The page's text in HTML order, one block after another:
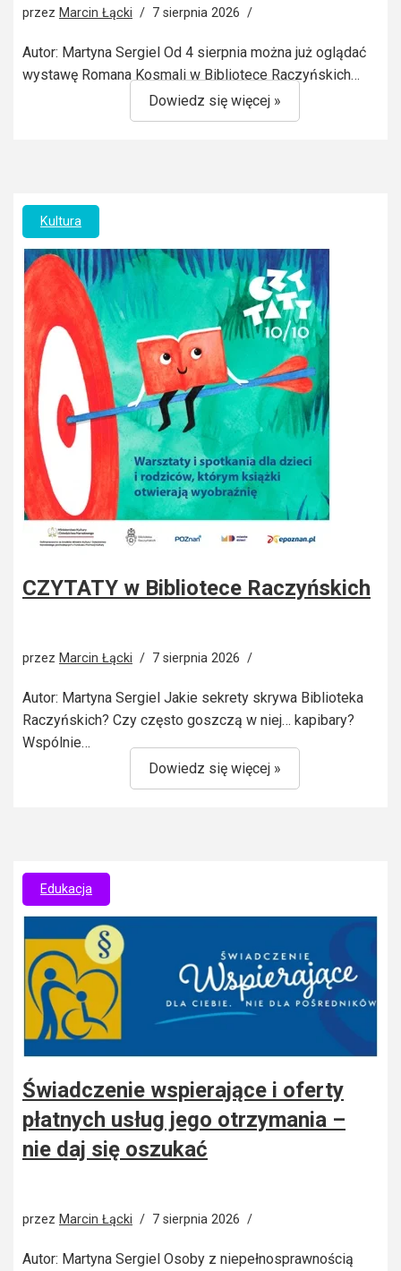
przez Marcin Łącki 7 sierpnia 2026
Autor: Martyna Sergiel Od 4 sierpnia można już oglądać
wystawę Romana Kosmali w Bibliotece Raczyńskich…
Dowiedz się więcej »
CZYTATY w Bibliotece Raczyńskich
przez Marcin Łącki 7 sierpnia 2026
Kultura
Autor: Martyna Sergiel Jakie sekrety skrywa Biblioteka
Raczyńskich? Czy często goszczą w niej… kapibary?
Wspólnie…
Dowiedz się więcej »
Świadczenie wspierające i oferty
płatnych usług jego otrzymania –
nie daj się oszukać
przez Marcin Łącki 7 sierpnia 2026
Edukacja
Autor: Martyna Sergiel Osoby z niepełnosprawnością